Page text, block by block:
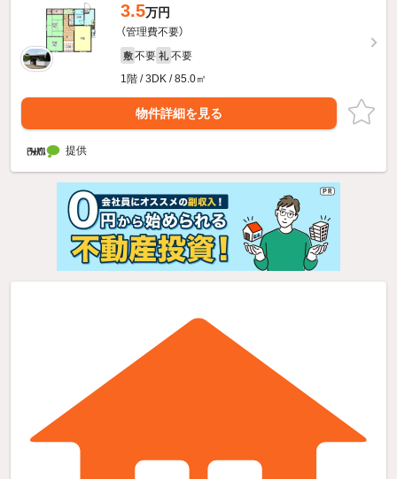
3.5万円
（管理費不要）
敷 不要 礼 不要
1階 / 3DK / 85.0㎡
物件詳細を見る
提供